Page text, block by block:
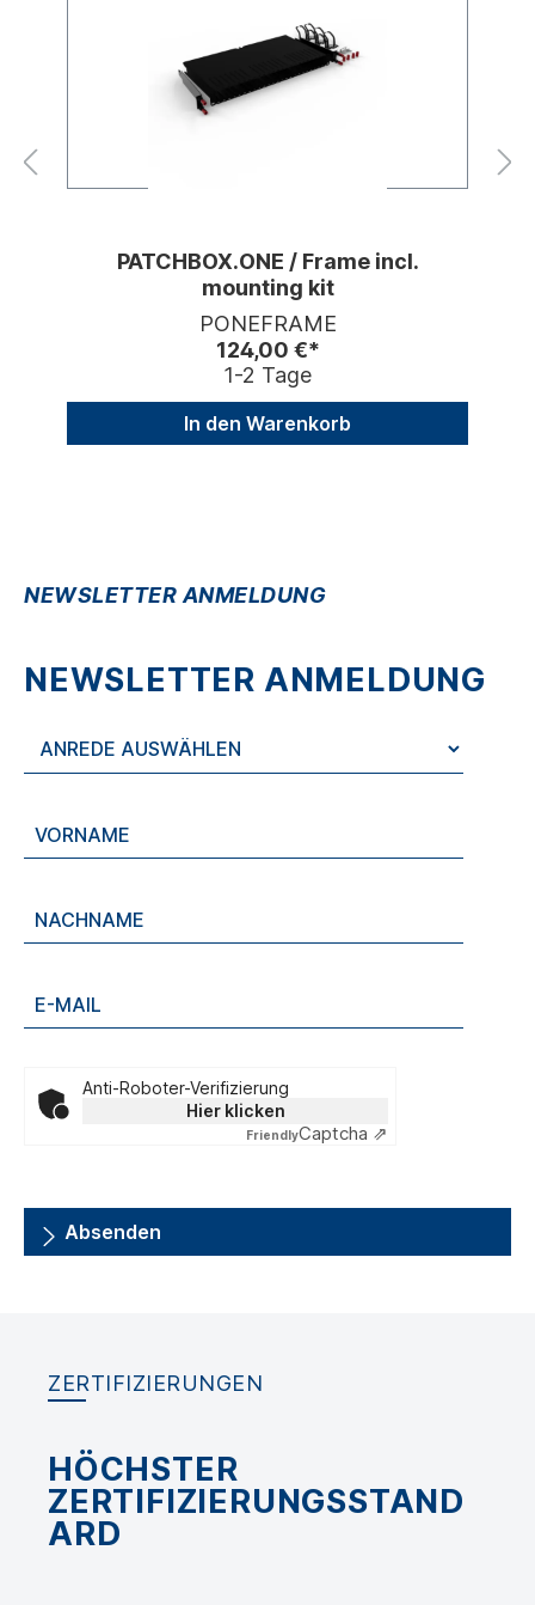
PATCHBOX.ONE / Frame incl.
mounting kit
PONEFRAME
124,00 €*
1-2 Tage
In den Warenkorb
NEWSLETTER ANMELDUNG
NEWSLETTER ANMELDUNG
Anti-Roboter-Verifizierung
Hier klicken
FriendlyCaptcha ⇗
Absenden
ZERTIFIZIERUNGEN
HÖCHSTER
ZERTIFIZIERUNGSSTAND
ARD